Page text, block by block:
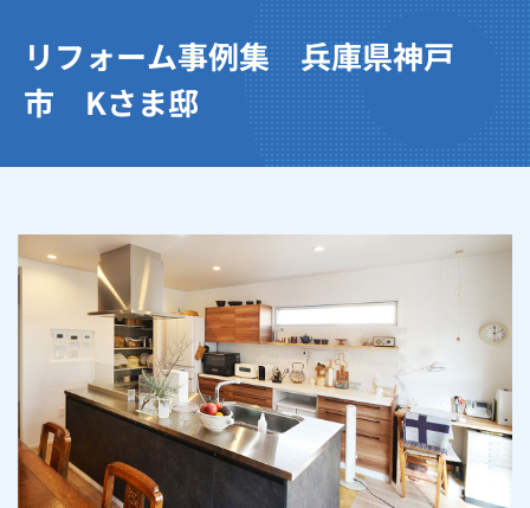
ガス・電気 トップ
GAS得プラン
一般料金
「大阪ガスの都市ガス」への切り替えについて
電気 トップ
「大阪ガスの電気」が選ばれる理由
電気料金メニュー
お手続きから使用開始までの流れ
まとめプラン紹介
ガスと電気の使用開始の申込
ガスと電気の使用中止の申込
インターネット
料金プラン
工事・開通までの流れ
通信速度測定
まとめプラン紹介
機器
キッチン
ガスコンロ
ガス炊飯器
バス・洗面
ガス給湯器
リビング・空調
修理
故障診断
エラーコード診断
定額サービス
らく得リース
くらしのサービストップ
リフォーム・リノベーション
リフォーム・リノベーショントップ
住ミカタ・リフォーム
安心・安全
住ミカタ・サービス
便利・おトク
お手続き・サポート
お手続き一覧
お客さまサポート
お問い合わせ
ショールーム Daigasコラム
総合TOP 業務用・産業用のお客さま 企業情報
リフォームのタイミング
リフォームで失敗しないためのチェックポイント
大阪ガスサービスチェーンだからできる「快適」と「安心」のリ
フォーム
住ミカタ・リフォームが選ばれる理由
大阪ガスのリフォーム事例集
浴室リフォーム
リフォーム事例集 兵庫県神戸
市 Kさま邸